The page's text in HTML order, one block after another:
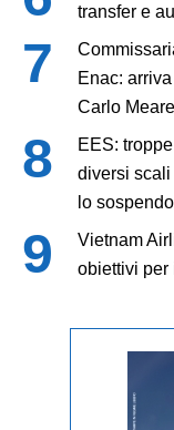
transfer e
Enac: arriva
Carlo
EES:
diversi scali
lo
Vietnam
obiettivi per